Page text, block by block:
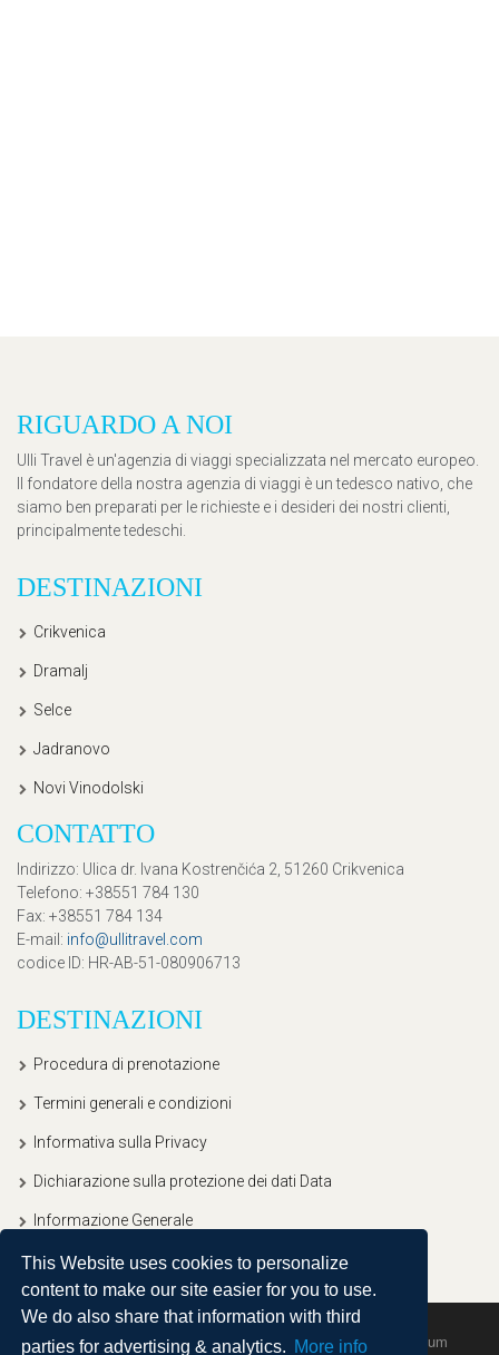
This Website uses cookies to personalize
content to make our site easier for you to use.
We do also share that information with third
parties for advertising & analytics. More info
RIGUARDO A NOI
Ulli Travel è un'agenzia di viaggi specializzata nel mercato europeo.
Il fondatore della nostra agenzia di viaggi è un tedesco nativo, che
siamo ben preparati per le richieste e i desideri dei nostri clienti,
principalmente tedeschi.
DESTINAZIONI
Crikvenica
Dramalj
Selce
Jadranovo
Novi Vinodolski
CONTATTO
Indirizzo: Ulica dr. Ivana Kostrenčića 2, 51260 Crikvenica
Telefono: +38551 784 130
Fax: +38551 784 134
E-mail : info@ullitravel.com
codice ID: HR-AB-51-080906713
DESTINAZIONI
Procedura di prenotazione
Termini generali e condizioni
Informativa sulla Privacy
Dichiarazione sulla protezione dei dati Data
Informazione Generale
Copyright © 2020, Ullitravel |Sitemap| Powered by Agendum